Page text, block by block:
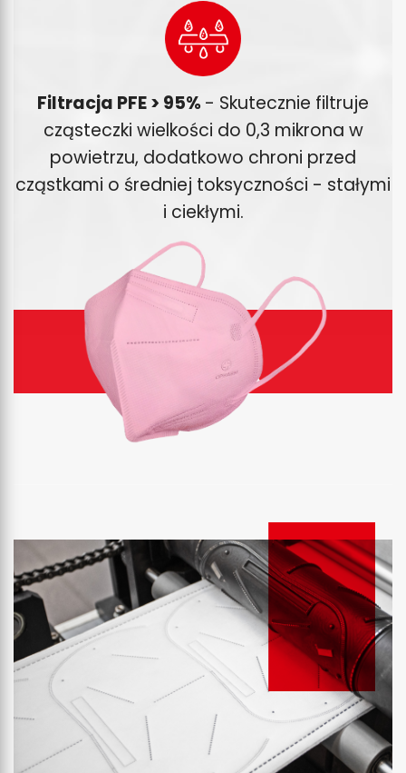
Filtracja PFE > 95% - Skutecznie filtruje
cząsteczki wielkości do 0,3 mikrona w
powietrzu, dodatkowo chroni przed
cząstkami o średniej toksyczności - stałymi
i ciekłymi.